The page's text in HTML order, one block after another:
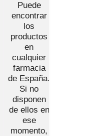
Puede
encontrar
los
productos
en
cualquier
farmacia
de España.
Si no
disponen
de ellos en
ese
momento,